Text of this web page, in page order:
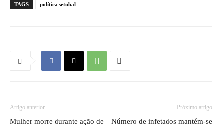
TAGS política setubal
Artigo anterior
Mulher morre durante ação de
Próximo artigo
Número de infetados mantém-se